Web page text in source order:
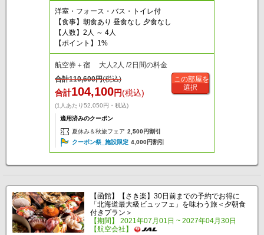
洋室・フォース・バス・トイレ付
【食事】朝食あり 昼食なし 夕食なし
【人数】2人 ～ 4人
【ポイント】1%
航空券＋宿 大人2人 /2日間の料金
合計110,600円(税込)
合計104,100円(税込)
(1人あたり52,050円・税込)
適用済みのクーポン
夏休み＆秋旅フェア 2,500円割引
クーポン祭_施設限定 4,000円割引
この部屋を
選択
【函館】【さき楽】30日前までの予約でお得に
「北海道最大級ビュッフェ」を味わう旅＜夕朝食
付きプラン＞
【期間】 2021年07月01日 ~ 2027年04月30日
【航空会社】